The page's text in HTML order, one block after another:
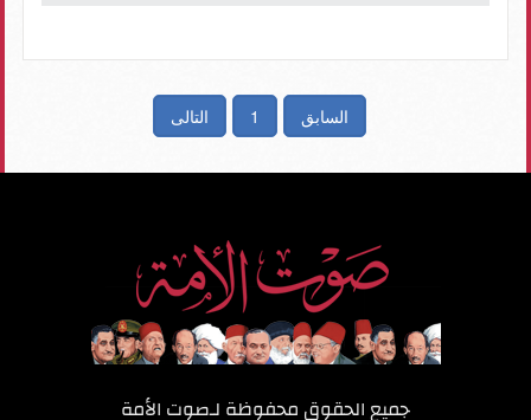
السابق 1 التالى
جميع الحقوق محفوظة لـصوت الأمة